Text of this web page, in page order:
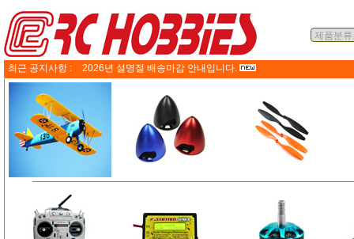
최근 공지사항 : 2026년 설명절 배송마감 안내입니다.